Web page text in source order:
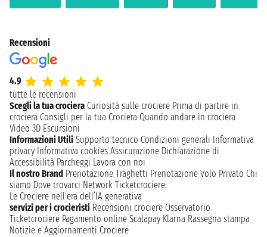
Recensioni
4.9
tutte le recensioni
Scegli la tua crociera Curiosità sulle crociere Prima di partire in
crociera Consigli per la tua Crociera Quando andare in crociera
Video 3D Escursioni
Informazioni Utili Supporto tecnico Condizioni generali Informativa
privacy Informativa cookies Assicurazione Dichiarazione di
Accessibilità Parcheggi Lavora con noi
Il nostro Brand Prenotazione Traghetti Prenotazione Volo Privato Chi
siamo Dove trovarci Network Ticketcrociere:
Le Crociere nell’era dell’IA generativa
servizi per i crocieristi Recensioni crociere Osservatorio
Ticketcrociere Pagamento online Scalapay Klarna Rassegna stampa
Notizie e Aggiornamenti Crociere